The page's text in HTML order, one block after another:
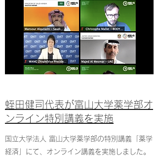
蛭田健司代表が富山大学薬学部オ
ンライン特別講義を実施
国立大学法人 富山大学薬学部の特別講義「薬学
経済」にて、オンライン講義を実施しました。